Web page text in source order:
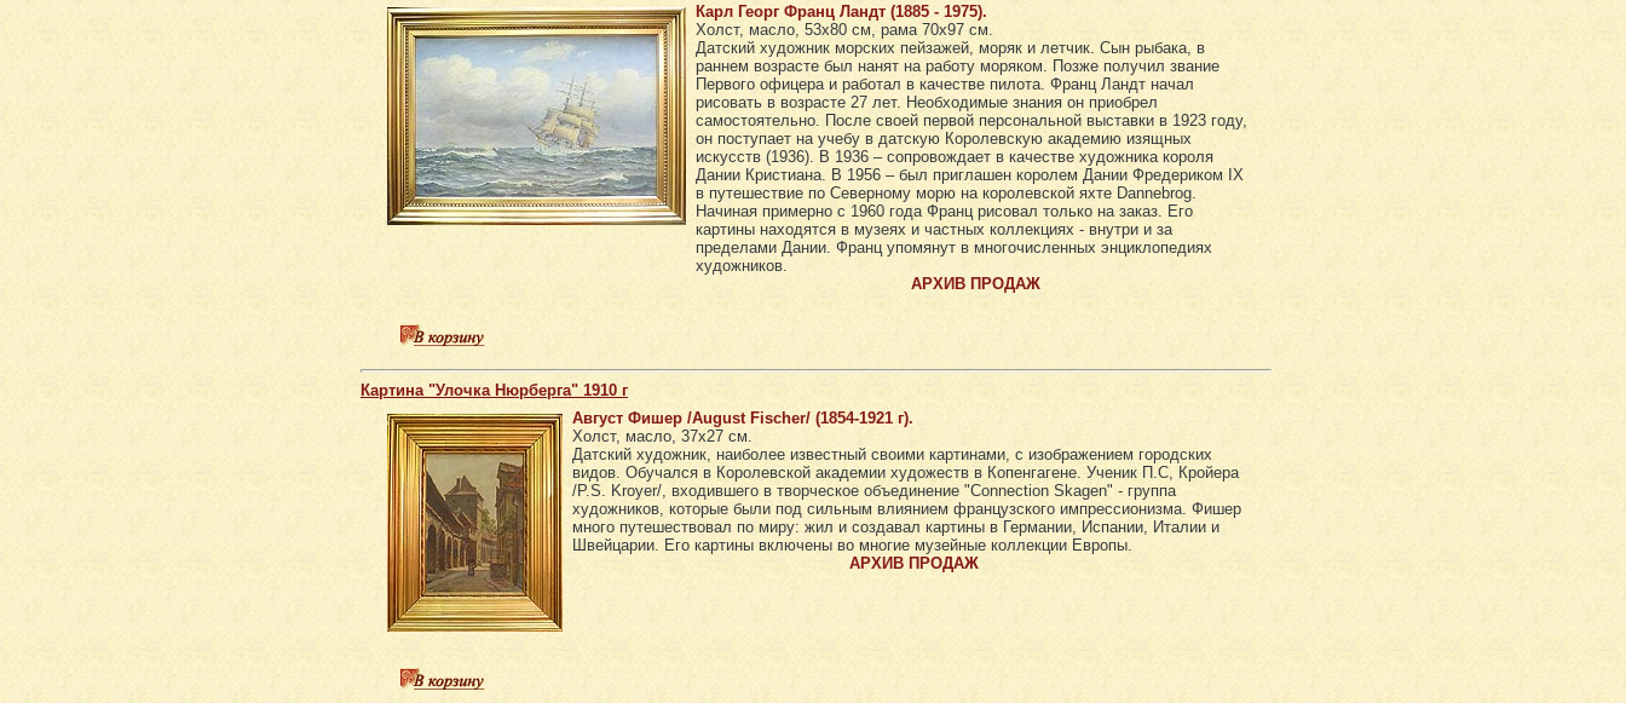
Карл Георг Франц Ландт (1885 - 1975).
Холст, масло, 53х80 см, рама 70х97 см.
Датский художник морских пейзажей, моряк и летчик. Сын рыбака, в
раннем возрасте был нанят на работу моряком. Позже получил звание
Первого офицера и работал в качестве пилота. Франц Ландт начал
рисовать в возрасте 27 лет. Необходимые знания он приобрел
самостоятельно. После своей первой персональной выставки в 1923 году,
он поступает на учебу в датскую Королевскую академию изящных
искусств (1936). В 1936 – сопровождает в качестве художника короля
Дании Кристиана. В 1956 – был приглашен королем Дании Фредериком IX
в путешествие по Северному морю на королевской яхте Dannebrog.
Начиная примерно с 1960 года Франц рисовал только на заказ. Его
картины находятся в музеях и частных коллекциях - внутри и за
пределами Дании. Франц упомянут в многочисленных энциклопедиях
художников.
АРХИВ ПРОДАЖ
Картина "Улочка Нюрберга" 1910 г
Август Фишер /August Fischer/ (1854-1921 г).
Холст, масло, 37х27 см.
Датский художник, наиболее известный своими картинами, с изображением городских
видов. Обучался в Королевской академии художеств в Копенгагене. Ученик П.С, Кройера
/P.S. Kroyer/, входившего в творческое объединение "Connection Skagen" - группа
художников, которые были под сильным влиянием французского импрессионизма. Фишер
много путешествовал по миру: жил и создавал картины в Германии, Испании, Италии и
Швейцарии. Его картины включены во многие музейные коллекции Европы.
АРХИВ ПРОДАЖ